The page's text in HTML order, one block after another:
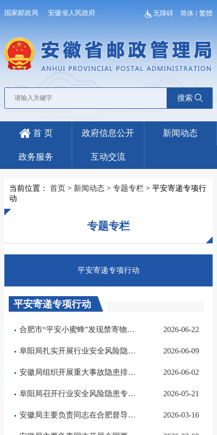
国家邮政局 安徽省人民政府 无障碍 简体 |繁體
搜索
首 页 政府信息公开 新闻动态
政务服务 互动交流
当前位置： 首页> 新闻动态> 专题专栏 > 平安寄递专项行
动
专题专栏
平安寄递专项行动
平安寄递专项行动
合肥市“平安小蜜蜂”发现禁寄物品 获公安机关表彰 2026-06-22
阜阳局扎实开展行业安全风险隐患专项排查整治 2026-06-09
安徽局组织开展重大事故隐患排查治理现场教学活动 2026-06-02
阜阳局召开行业安全风险隐患专项排查整治部署会 2026-05-21
安徽局主要负责同志在合肥督导检查全国两会期间寄递渠道安全服务保障工作 2026-03-16